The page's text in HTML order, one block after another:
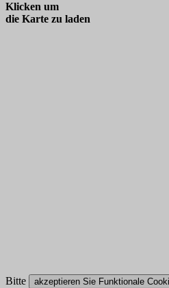
Klicken um
die Karte zu laden
Bitte akzeptieren Sie Funktionale